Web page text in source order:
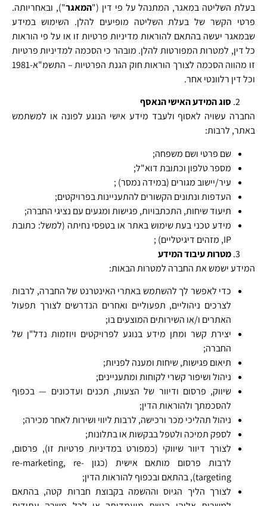
בעלת השליטה במאגר, המתנהל על פי דין ("המאגר"), ובאחריותה.
פרטי הקשר של בעלת השליטה מופיעים להלן. השימוש במידע
שבמאגר יעשה בהתאם להוראות מדיניות פרטיות זו או על פי הוראות
כל דין, למטרות המפורטות להלן. מובהר כי הסכמה למדיניות פרטיות
זו מהווה הסכמה לצורך הוראות חוק הגנת הפרטיות – התשמ"א-1981
וכל דין רלוונטי אחר.
סוג המידע האישי הנאסף
החברה עשויה לאסוף ולעבד מידע אישי הנוגע לפונה או למשתמש
באתר, לרבות:
שם פרטי ושם משפחה;
מספר טלפון וכתובת דוא"ל;
עיר/יישוב מגורים (במידה נמסר) ;
העדפות ונתונים הקשורים להתעניינות בפרויקטים;
תיעוד שיחות, התכתבויות, פגישות ומגעים עם נציגי החברה;
מידע טכני בעת שימוש באתר או בטפסי נחיתה (למשל: כתובת
IP, מזהים דיגיטליים) ;
מטרות עיבוד המידע
המידע ישמש את החברה למטרות הבאות:
כדי לאפשר לך להשתמש באתרי האינטרנט של החברה, לרבות
לצרכים ניהוליים, תפעוליים ואחרים הנדרשים לצורך תפעול
האתרים ו/או השירותים המוצעים בו;
יצירת קשר ומתן מידע בנוגע לפרויקטים ויוזמות נדל"ן של
החברה;
תיאום פגישות, שיחות ומענה לפניות;
ניהול ושיפור קשרי לקוחות ומתעניינים;
שיווק, פרסום ודיוור של הצעות, תכנים ועדכונים — בכפוף
להסכמתך ולהוראות הדין;
ניהול תהליכי מכר ורכישה, לרבות ליווי ושירות לאחר מכירה;
לספק תמיכה ולטפל בבקשות או בתלונות;
לצורך דיוור שיווקי (כמפורט במדיניות פרטיות זו), פרסום,
לרבות פרסום מותאם אישית (כגון re-marketing, re-
targeting), בהתאם ובכפוף להוראות הדין;
לצורך הליך הגיוס וההשמה בקבוצת חברות קטה, בהתאם